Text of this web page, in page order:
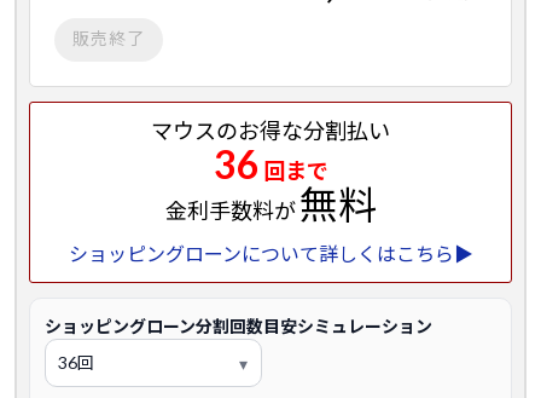
販売終了
マウスのお得な分割払い
36 回まで
金利手数料が無料
ショッピングローンについて詳しくはこちら▶
ショッピングローン分割回数目安シミュレーション